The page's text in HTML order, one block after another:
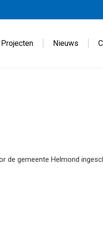
Projecten Nieuws
de gemeente Helmond